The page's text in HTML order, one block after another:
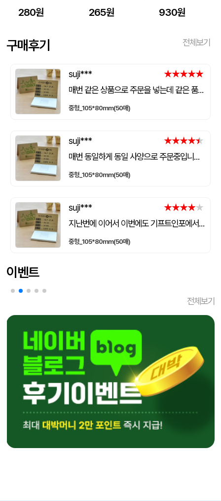
280원 265원 930원
구매후기 전체보기
suji*** ★★★★★
★★★★★
매번 같은 상품으로 주문을 넣는데 같은 품질로 받을 수 있어서 좋습니다. 배송 기간도 적당히 잘오는거 같아요. 앞으로도 계속 이용할꺼 같습니다. 지금과 같은 품질로 유지해주세요!!
중형_105*80mm(50매)
suji*** ★★★★★
★★★★★
매번 동일하게 동일 사양으로 주문중입니다. 같은 품질로 매번 받을 수 있어서 좋아요. 안전하게 배송 옵니다. 계속 이대로 품질과 배송을 유지해주면 재구매를 할 꺼 같습니다. 수고하세요.
중형_105*80mm(50매)
suji*** ★★★★★
★★★★★
지난번에 이어서 이번에도 기프트인포에서 주문을 넣어 제작을 했네요. 매번 같은 퀄리티로 나와서 좋습니다. 다만 시스템은 좀 변화가 필요하네요. 이전 주문내역이 안나오는데 담당자가 수작업으로 입력해야하나 보네요.
중형_105*80mm(50매)
이벤트
전체보기